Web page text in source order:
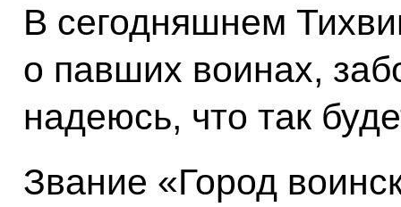
В сегодняшнем
о павших воинах,
надеюсь, что так
Звание «Город